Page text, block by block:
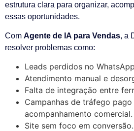
estrutura clara para organizar,
essas oportunidades.
Com Agente de IA para Vendas, a
resolver problemas como:
Leads perdidos no
Atendimento manual e
Falta de integração entre
Campanhas de tráfego pago
acompanhamento comercial.
Site sem foco em conversão.